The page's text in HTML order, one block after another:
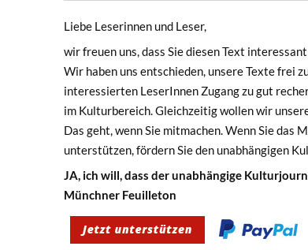
Liebe Leserinnen und Leser,
wir freuen uns, dass Sie diesen Text
Wir haben uns entschieden, unsere Texte frei
interessierten LeserInnen Zugang zu gut
im Kulturbereich. Gleichzeitig wollen wir
Das geht, wenn Sie mitmachen. Wenn Sie
unterstützen, fördern Sie den unabhängigen
JA, ich will, dass der unabhängige
Münchner Feuilleton